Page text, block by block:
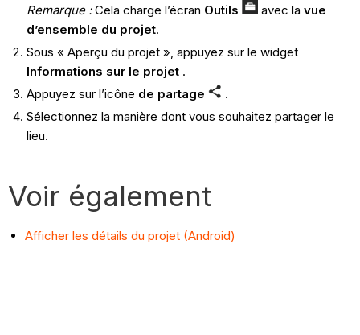
Remarque :Cela charge l’écran Outils avec la vue
d’ensemble du projet.
Sous « Aperçu du projet », appuyez sur le widget
Informations sur le projet .
Appuyez sur l’icône de partage
.
Sélectionnez la manière dont vous souhaitez partager le
lieu.
Voir également
Afficher les détails du projet (Android)